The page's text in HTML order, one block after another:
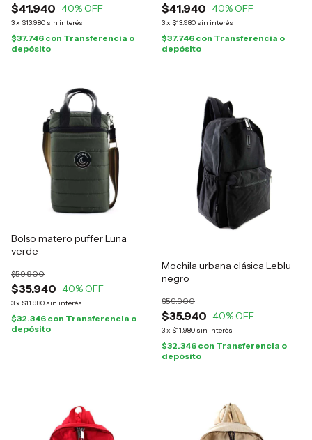
$41.940 40% OFF
3x $13.980 sin interés
$37.746 con Transferencia o
depósito
$41.940 40% OFF
3x $13.980 sin interés
$37.746 con Transferencia o
depósito
Bolso matero puffer Luna
verde
$35.940
$59.900
40% OFF
3x $11.980 sin interés
$32.346 con Transferencia o
depósito
Mochila urbana clásica Leblu
negro
$35.940
$59.900
40% OFF
3x $11.980 sin interés
$32.346 con Transferencia o
depósito